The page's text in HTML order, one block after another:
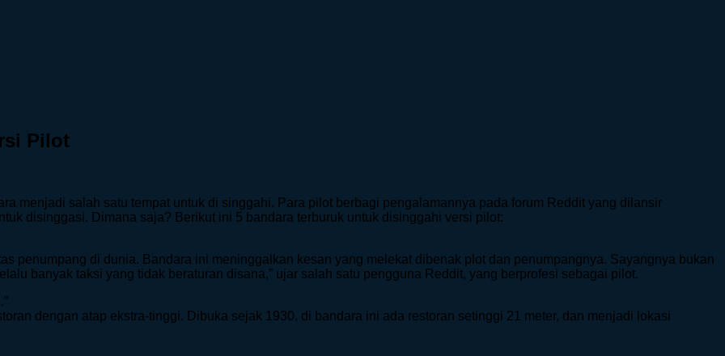
Pilot
menjadi salah satu tempat untuk di singgahi. Para pilot berbagi pengalamannya pada forum Reddit yang dilansir
disinggasi. Dimana saja? Berikut ini 5 bandara terburuk untuk disinggahi versi pilot:
penumpang di dunia. Bandara ini meninggalkan kesan yang melekat dibenak plot dan penumpangnya. Sayangnya bukan
banyak taksi yang tidak beraturan disana,” ujar salah satu pengguna Reddit, yang berprofesi sebagai pilot.
dengan atap ekstra-tinggi. Dibuka sejak 1930, di bandara ini ada restoran setinggi 21 meter, dan menjadi lokasi